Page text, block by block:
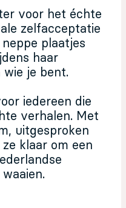
voor het échte
zelfacceptatie
plaatjes
haar
wie je bent.
iedereen die
verhalen. Met
uitgesproken
klaar om een